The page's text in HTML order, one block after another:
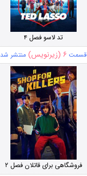
تد لاسو فصل ۴
قسمت ۶ (زیرنویس) منتشر شد
فروشگاهی برای قاتلان فصل ۲